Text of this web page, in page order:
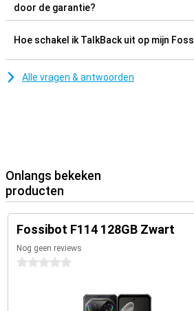
door de garantie?
Hoe schakel ik TalkBack uit op mijn
Alle vragen & antwoorden
Onlangs bekeken
producten
Fossibot F114 128GB Zwart
Nog geen reviews
0 sterren